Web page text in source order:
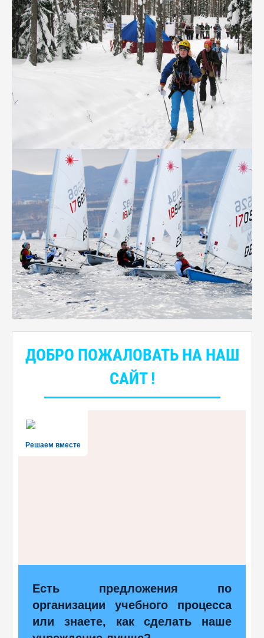
ДОБРО ПОЖАЛОВАТЬ НА НАШ
САЙТ !
Решаем вместе
Есть предложения по
организации учебного процесса
или знаете, как сделать наше